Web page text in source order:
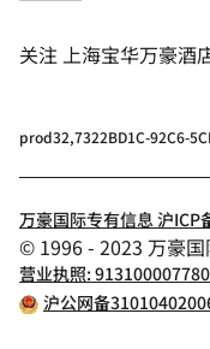
关注上海宝华万豪酒
prod32,7322BD1C-92C6-
万豪国际专有信息 沪
© 1996 - 2023 万豪
营业执照:
沪公网备